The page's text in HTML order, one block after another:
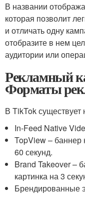
В названии
которая позволит
и отличать одну
отобразите в нем
аудитории или
Рекламный
Форматы
В TikTok
In-Feed Native
TopView – баннер
60 секунд.
Brand Takeover –
картинка на 3
Брендированные